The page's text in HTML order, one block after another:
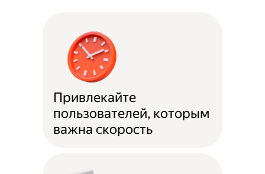
Привлекайте
пользователей, которым
важна скорость